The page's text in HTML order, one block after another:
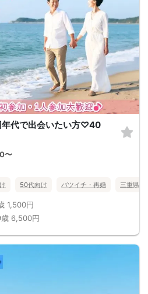
代で出会いたい方♡40
〜
50代向け バツイチ・再婚 三重県
1,500円
6,500円